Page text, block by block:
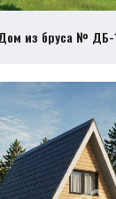
из бруса № ДБ-